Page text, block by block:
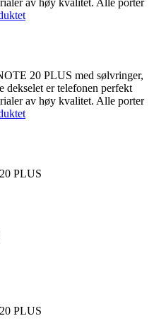
av høy kvalitet. Alle porter
20 PLUS med sølvringer,
dekselet er telefonen perfekt
av høy kvalitet. Alle porter
PLUS
PLUS